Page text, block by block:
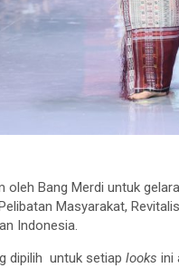
oleh Bang Merdi untuk
Masyarakat,
Indonesia.
dipilih untuk setiaplooks ini